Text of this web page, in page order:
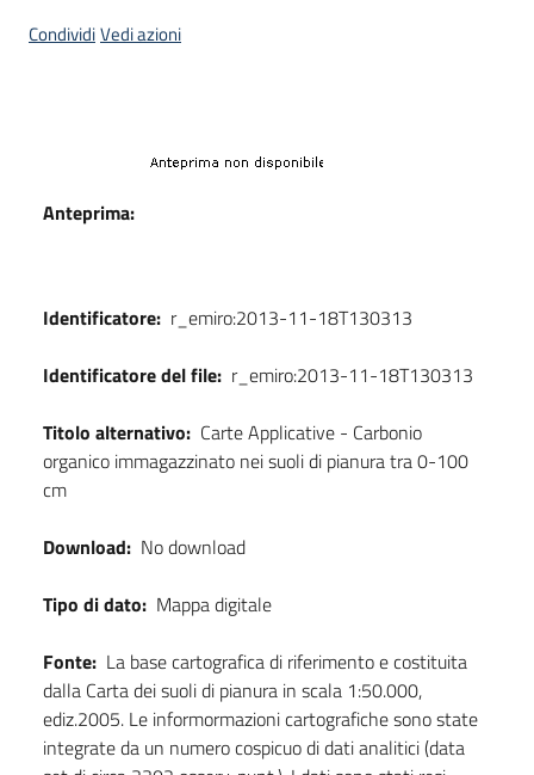
CondividiVedi azioni
Anteprima:
Identificatore: r_emiro:2013-11-18T130313
Identificatore del file: r_emiro:2013-11-18T130313
Titolo alternativo: Carte Applicative - Carbonio
organico immagazzinato nei suoli di pianura tra 0-100
cm
Download: No download
Tipo di dato: Mappa digitale
Fonte: La base cartografica di riferimento e costituita
dalla Carta dei suoli di pianura in scala 1:50.000,
ediz.2005. Le informormazioni cartografiche sono state
integrate da un numero cospicuo di dati analitici (data